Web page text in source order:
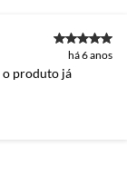
há 6 anos
o produto já